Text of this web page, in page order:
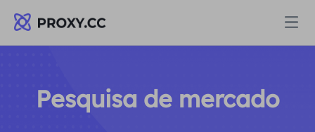
PROCURAÇÃO RESIDENCIAL
Pesquisa de mercado